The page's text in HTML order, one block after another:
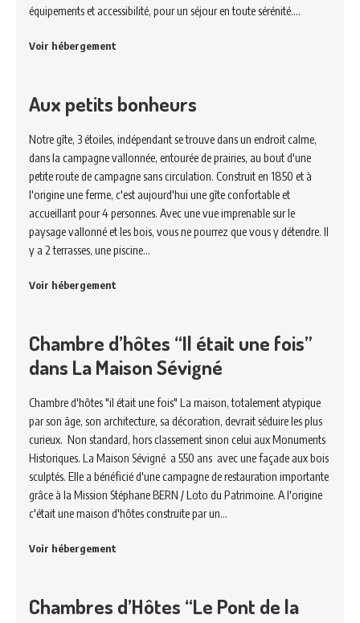
équipements et accessibilité, pour un séjour en toute sérénité.…
Voir hébergement
Aux petits bonheurs
Notre gîte, 3 étoiles, indépendant se trouve dans un endroit calme,
dans la campagne vallonnée, entourée de prairies, au bout d'une
petite route de campagne sans circulation. Construit en 1850 et à
l'origine une ferme, c'est aujourd'hui une gîte confortable et
accueillant pour 4 personnes. Avec une vue imprenable sur le
paysage vallonné et les bois, vous ne pourrez que vous y détendre. Il
y a 2 terrasses, une piscine…
Voir hébergement
Chambre d’hôtes “Il était une fois”
dans La Maison Sévigné
Chambre d'hôtes "il était une fois" La maison, totalement atypique
par son âge, son architecture, sa décoration, devrait séduire les plus
curieux. Non standard, hors classement sinon celui aux Monuments
Historiques. La Maison Sévigné a 550 ans avec une façade aux bois
sculptés. Elle a bénéficié d'une campagne de restauration importante
grâce à la Mission Stéphane BERN / Loto du Patrimoine. A l'origine
c'était une maison d'hôtes construite par un…
Voir hébergement
Chambres d’Hôtes “Le Pont de la